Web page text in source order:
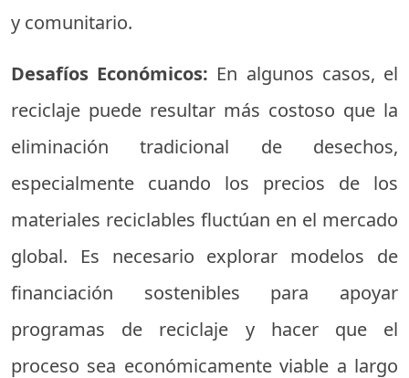
y comunitario.
Desafíos Económicos: En algunos casos, el
reciclaje puede resultar más costoso que la
eliminación tradicional de desechos,
especialmente cuando los precios de los
materiales reciclables fluctúan en el mercado
global. Es necesario explorar modelos de
financiación sostenibles para apoyar
programas de reciclaje y hacer que el
proceso sea económicamente viable a largo